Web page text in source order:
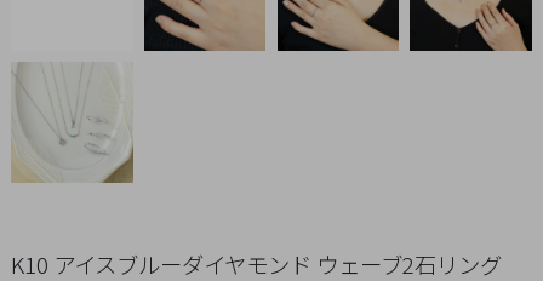
K10 アイスブルーダイヤモンド ウェーブ2石リング
Pierced
Earrings